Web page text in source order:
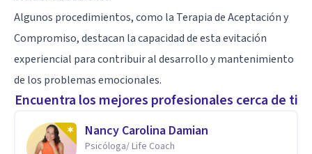
Algunos procedimientos, como la Terapia de Aceptación y
Compromiso, destacan la capacidad de esta evitación
experiencial para contribuir al desarrollo y mantenimiento
de los problemas emocionales.
Encuentra los mejores profesionales cerca de ti
Nancy Carolina Damian
Psicóloga/ Life Coach